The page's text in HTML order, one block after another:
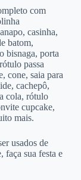
com
casinha,
batom,
bisnaga, porta
passa
cone, saia para
cachepô,
cola, rótulo
cupcake,
mais.
usados de
faça sua festa e